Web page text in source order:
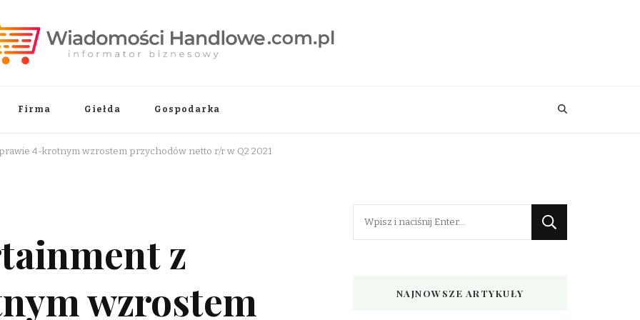
Firma Giełda Gospodarka
4-krotnym wzrostem przychodów netto r/r w Q2 2021
z
wzrostem
NAJNOWSZE ARTYKUŁY